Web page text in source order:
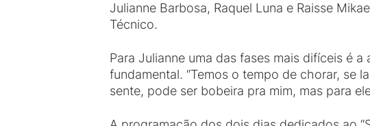
Julianne Barbosa, Raquel Luna e Raisse
Técnico.
Para Julianne uma das fases mais difíceis é
fundamental. “Temos o tempo de chorar, se
sente, pode ser bobeira pra mim, mas para